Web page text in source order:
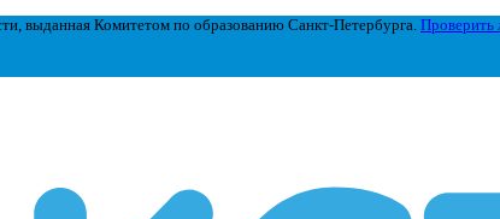
выданная Комитетом по образованию Санкт-Петербурга. Проверить